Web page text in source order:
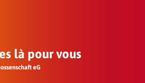
là pour vous
eG